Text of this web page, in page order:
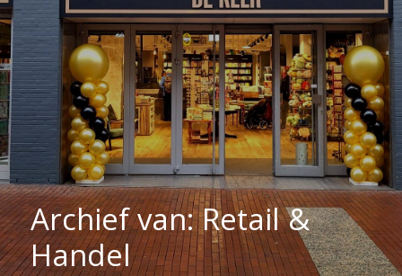
Archief van: Retail &
Handel